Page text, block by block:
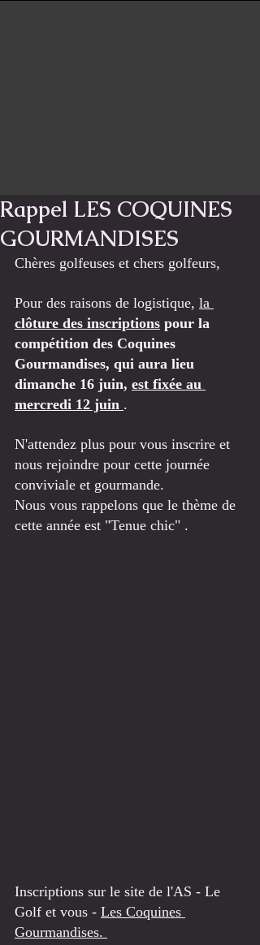
Rappel LES COQUINES
GOURMANDISES
Chères golfeuses et chers golfeurs,
Pour des raisons de logistique, la
clôture des inscriptions pour la
compétition des Coquines
Gourmandises, qui aura lieu
dimanche 16 juin, est fixée au
mercredi 12 juin .
N'attendez plus pour vous inscrire et
nous rejoindre pour cette journée
conviviale et gourmande.
Nous vous rappelons que le thème de
cette année est "Tenue chic" .
Inscriptions sur le site de l'AS - Le
Golf et vous - Les Coquines
Gourmandises.